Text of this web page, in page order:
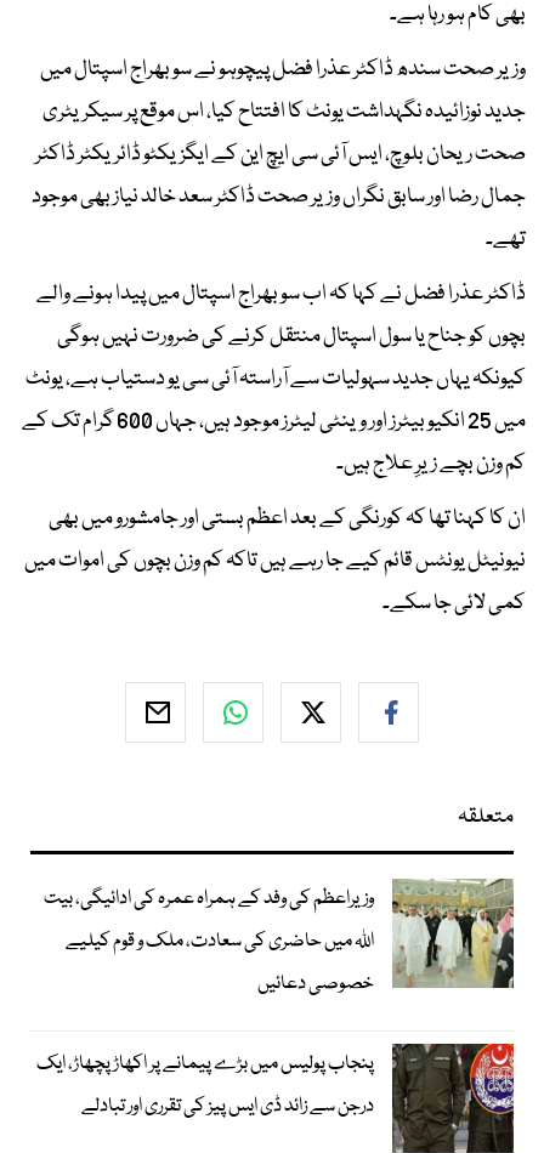
بھی کام ہو رہا ہے۔
وزیر صحت سندھ ڈاکٹر عذرا فضل پیچوہو نے سوبھراج اسپتال میں
جدید نوزائیدہ نگہداشت یونٹ کا افتتاح کیا، اس موقع پر سیکریٹری
صحت ریحان بلوچ، ایس آئی سی ایچ این کے ایگزیکٹو ڈائریکٹر ڈاکٹر
جمال رضا اور سابق نگراں وزیر صحت ڈاکٹر سعد خالد نیاز بھی موجود
تھے۔
ڈاکٹر عذرا فضل نے کہا کہ اب سوبھراج اسپتال میں پیدا ہونے والے
بچوں کو جناح یا سول اسپتال منتقل کرنے کی ضرورت نہیں ہوگی
کیونکہ یہاں جدید سہولیات سے آراستہ آئی سی یو دستیاب ہے، یونٹ
میں 25 انکیوبیٹرز اور وینٹی لیٹرز موجود ہیں، جہاں 600 گرام تک کے
کم وزن بچے زیرِ علاج ہیں۔
ان کا کہنا تھا کہ کورنگی کے بعد اعظم بستی اور جامشورو میں بھی
نیونیٹل یونٹس قائم کیے جا رہے ہیں تاکہ کم وزن بچوں کی اموات میں
کمی لائی جا سکے۔
متعلقہ
وزیراعظم کی وفد کے ہمراہ عمرہ کی ادائیگی، بیت
اللہ میں حاضری کی سعادت، ملک و قوم کیلیے
خصوصی دعائیں
پنجاب پولیس میں بڑے پیمانے پر اکھاڑ پچھاڑ، ایک
درجن سے زائد ڈی ایس پیز کی تقرری اور تبادلے